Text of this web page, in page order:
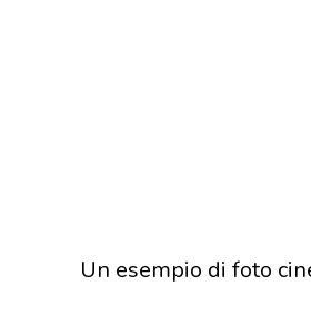
Un esempio di foto